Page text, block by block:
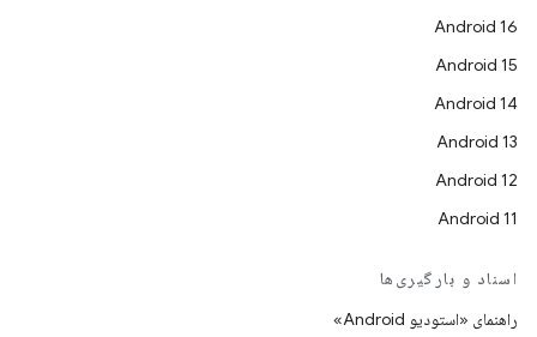
Android 16
Android 15
Android 14
Android 13
Android 12
Android 11
اسناد و بارگیری‌ها
راهنمای «استودیو Android»